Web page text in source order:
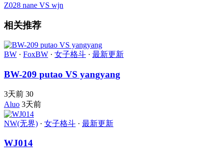
Z028 nane VS wjn
相关推荐
BW · FoxBW · 女子格斗 · 最新更新
BW-209 putao VS yangyang
3天前 30
Aluo 3天前
NW(无界) · 女子格斗 · 最新更新
WJ014